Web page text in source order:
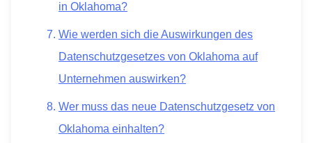
in Oklahoma?
Wie werden sich die Auswirkungen des
Datenschutzgesetzes von Oklahoma auf
Unternehmen auswirken?
Wer muss das neue Datenschutzgesetz von
Oklahoma einhalten?